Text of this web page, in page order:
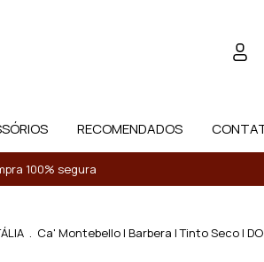
RECOMENDADOS
100% segura
. Ca' Montebello | Barbera | Tinto Seco |